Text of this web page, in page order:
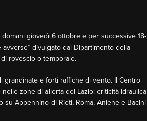
giovedì 6 ottobre e per successive 18-
divulgato dal Dipartimento della
rovescio o temporale.
grandinate e forti raffiche di vento. Il Centro
zone di allerta del Lazio: criticità idraulica
Appennino di Rieti, Roma, Aniene e Bacini